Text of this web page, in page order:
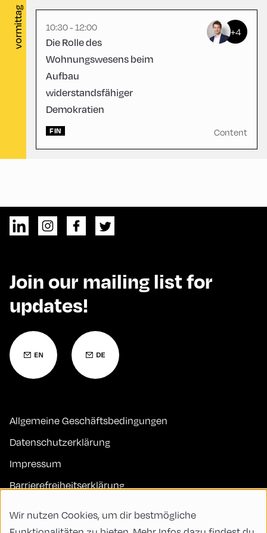
vormittag 10:30 - 12:00
Die Rolle des
Wohnungswesens beim
Aufbau
widerstandsfähiger
Demokratien
+4
FIN Content
Join our mailing list for
updates!
Allgemeine Geschäftsbedingungen
Datenschutzerklärung
Impressum
Barrierefreiheitserklärung
FAQs
Wir nutzen Cookies, um dir bestmögliche